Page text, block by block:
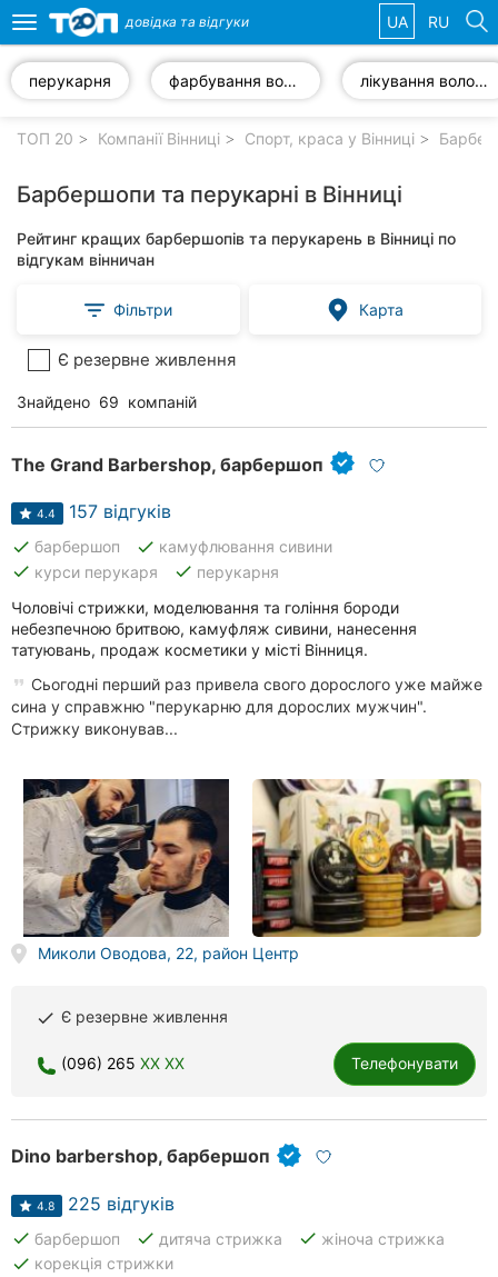
компанії
Популярні
рубрики:
Стоматології
Ветеринарні
Приватні
клініки
Автошколи
Ресторани
Всі
рубрики
міста:
Вінниця
Житомир
Тернопіль
Рівне
Одеса
Київ
Харків
Запоріжжя
Toggle
navigation
довідка та відгуки UA RU
перукарня фарбування волосся лікування волосся
ТОП 20 Компанії Вінниці Спорт, краса у Вінниці
Барбершопи та перукарні в Вінниці
Рейтинг кращих барбершопів та перукарень в Вінниці по
відгукам вінничан
Фільтри Карта
Є резервне живлення
Знайдено 69 компаній
The Grand Barbershop, барбершоп
4.4 157 відгуків
done барбершоп done камуфлювання сивини
done курси перукаря done перукарня
Чоловічі стрижки, моделювання та гоління бороди
небезпечною бритвою, камуфляж сивини, нанесення
татуювань, продаж косметики у місті Вінниця.
Сьогодні перший раз привела свого дорослого уже майже
сина у справжню "перукарню для дорослих мужчин".
Стрижку виконував...
Миколи Оводова, 22, район Центр
done Є резервне живлення
(096) 265 XX XX Телефонувати
Dino barbershop, барбершоп
4.8 225 відгуків
done барбершоп done дитяча стрижка done жіноча стрижка
done корекція стрижки